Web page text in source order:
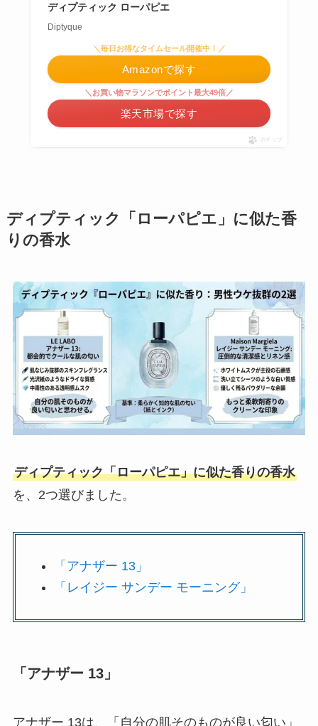
ディプティック ローパピエ
Diptyque
＼毎日お得なタイムセール開催中！／
Amazonで探す
＼お買い物マラソンでポイント最大49倍／
楽天市場で探す
ポチップ
ディプティック「ローパピエ」に似た香
りの香水
ディプティック「ローパピエ」に似た香りの香水
を、2つ選びました。
「アナザー 13」
「レイジー サンデー モーニング」
「アナザー 13」
アナザー 13は、「自分の肌そのものが良い匂い」